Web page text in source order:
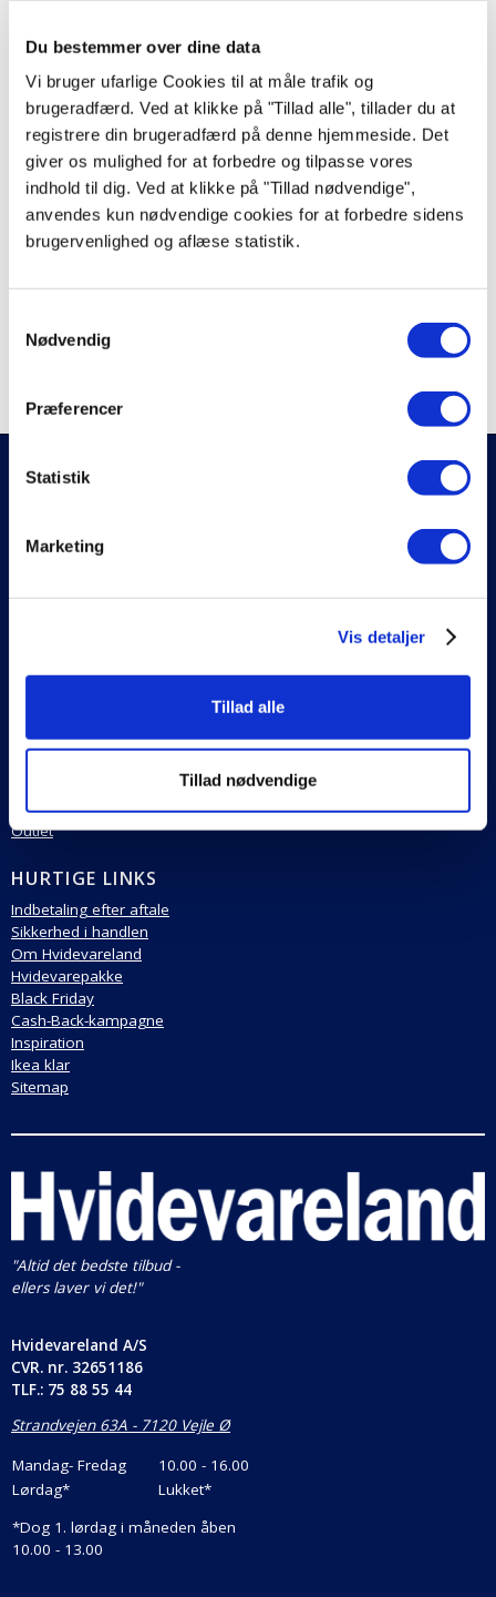
Du bestemmer over dine data
Vi bruger ufarlige Cookies til at måle trafik og
brugeradfærd. Ved at klikke på "Tillad alle", tillader du at
registrere din brugeradfærd på denne hjemmeside. Det
giver os mulighed for at forbedre og tilpasse vores
indhold til dig. Ved at klikke på "Tillad nødvendige",
anvendes kun nødvendige cookies for at forbedre sidens
brugervenlighed og aflæse statistik.
Nødvendig
Præferencer
Statistik
Marketing
Vis detaljer
Tillad alle
Tillad nødvendige
Bolig & Interiør
Have
Havemøbler
Lafuma Møbler
Everdure grill
Udepejse og bålfade
KUNDESERVICE
Prismatch
Fortrydelsesret
Køkken & tilbehør
Bolig & have
Outlet
HURTIGE LINKS
Indbetaling efter aftale
Sikkerhed i handlen
Om Hvidevareland
Hvidevarepakke
Black Friday
Cash-Back-kampagne
Inspiration
Ikea klar
Sitemap
"Altid det bedste tilbud -
ellers laver vi det!"
Hvidevareland A/S
CVR. nr. 32651186
TLF.: 75 88 55 44
Strandvejen 63A - 7120 Vejle Ø
Mandag- Fredag
10.00 - 16.00
Lørdag*
Lukket*
*Dog 1. lørdag i måneden åben
10.00 - 13.00